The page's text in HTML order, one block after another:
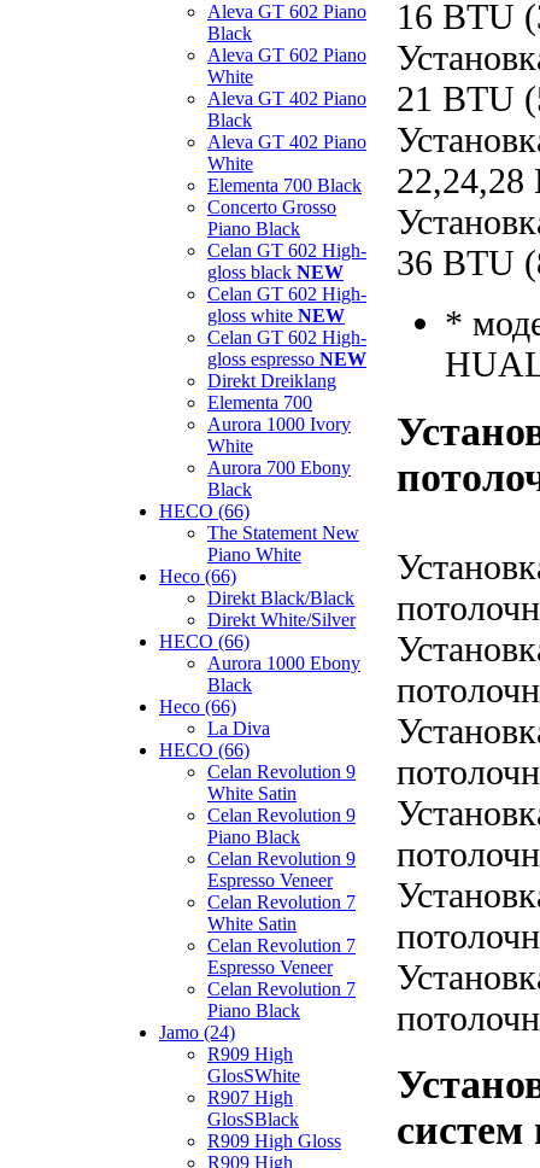
Aleva GT 602 Piano
Black
Aleva GT 602 Piano
White
Aleva GT 402 Piano
Black
Aleva GT 402 Piano
White
Elementa 700 Black
Concerto Grosso
Piano Black
Celan GT 602 High-
gloss black NEW
Celan GT 602 High-
gloss white NEW
Celan GT 602 High-
gloss espresso NEW
Direkt Dreiklang
Elementa 700
Aurora 1000 Ivory
White
Aurora 700 Ebony
Black
HECO (66)
The Statement New
Piano White
Heco (66)
Direkt Black/Black
Direkt White/Silver
HECO (66)
Aurora 1000 Ebony
Black
Heco (66)
La Diva
HECO (66)
Celan Revolution 9
White Satin
Celan Revolution 9
Piano Black
Celan Revolution 9
Espresso Veneer
Celan Revolution 7
White Satin
Celan Revolution 7
Espresso Veneer
Celan Revolution 7
Piano Black
Jamo (24)
R909 High
GlosSWhite
R907 High
GlosSBlack
R909 High Gloss
R909 High
16 BTU
21 BTU
36 BTU
*
систем